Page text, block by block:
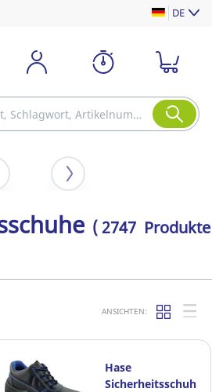
DE
( 2747 Produkte
ANSICHTEN:
Hase
Sicherheitsschuh